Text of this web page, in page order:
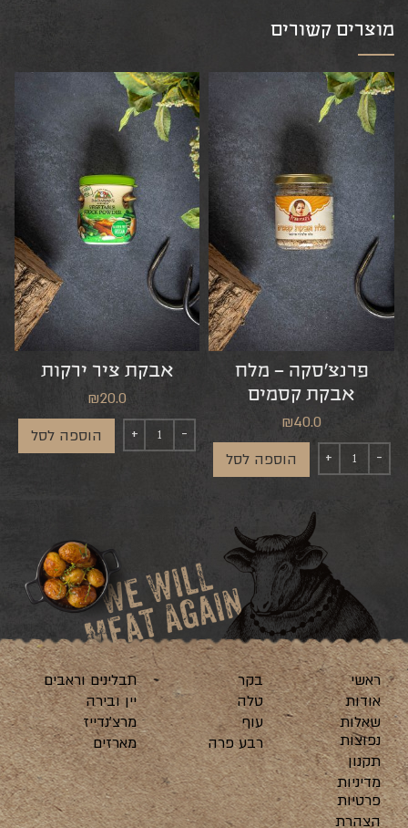
מוצרים קשורים
פרנצ’סקה – מלח
אבקת קסמים
₪40.0
הוספה לסל
אבקת ציר ירקות
₪20.0
הוספה לסל
ראשי
אודות
שאלות
נפוצות
תקנון
מדיניות
פרטיות
הצהרת
בקר
טלה
עוף
רבע פרה
תבלינים וראבים
יין ובירה
מרצ’נדייז
מארזים